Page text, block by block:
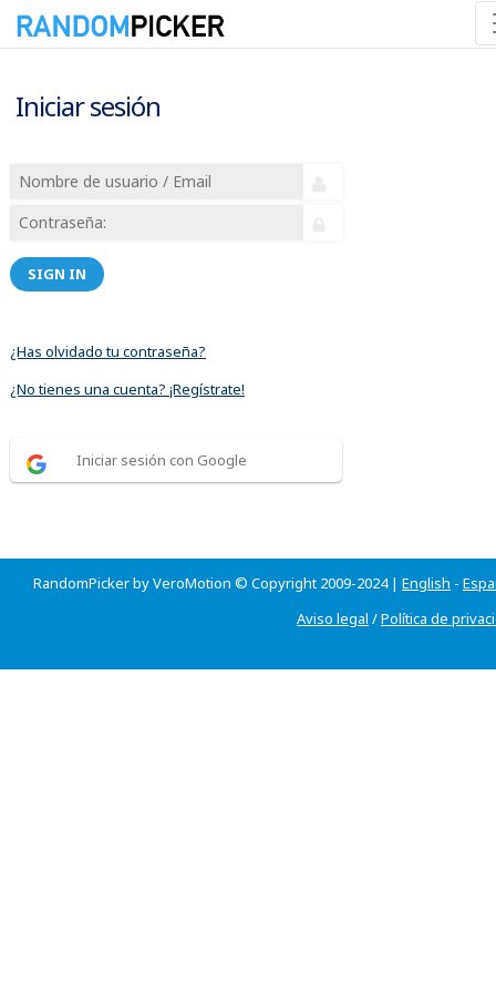
Iniciar sesión
SIGN IN
¿Has olvidado tu contraseña?
¿No tienes una cuenta? ¡Regístrate!
Iniciar sesión con Google
RandomPicker by VeroMotion © Copyright 2009-2024 | English -
Aviso legal /Política de